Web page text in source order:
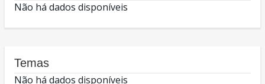
Não há dados disponíveis
Temas
Não há dados disponíveis